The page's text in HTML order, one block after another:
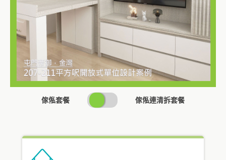
傢俬套餐
SWITCH
PRICING
傢俬連清拆套餐